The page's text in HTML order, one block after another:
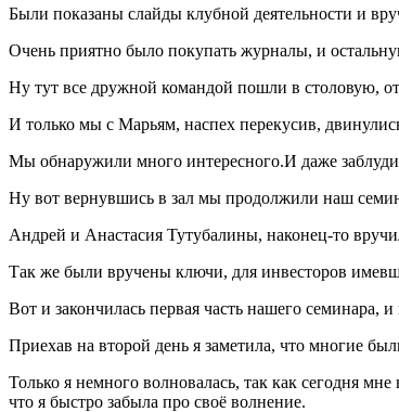
Были показаны слайды клубной деятельности и
Очень приятно было покупать журналы, и
Ну тут все дружной командой пошли в столовую,
И только мы с Марьям, наспех перекусив,
Мы обнаружили много интересного.И даже
Ну вот вернувшись в зал мы продолжили наш
Андрей и Анастасия Тутубалины, наконец-то
Так же были вручены ключи, для инвесторов
Вот и закончилась первая часть нашего
Приехав на второй день я заметила, что многие
Только я немного волновалась, так как сегодня
что я быстро забыла про своё волнение.